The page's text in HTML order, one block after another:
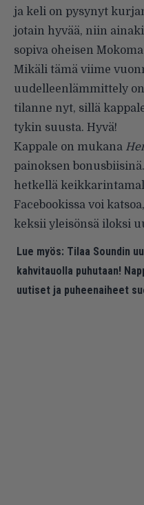
ja keli on pysynyt
jotain hyvää, niin
sopiva oheisen
Mikäli tämä viime
uudelleenlämmittely
tilanne nyt, sillä
tykin suusta. Hyvä!
Kappale on mukana
painoksen
hetkellä
Facebookissa voi
keksii yleisönsä iloksi
Lue myös: Tilaa Soundin
kahvitauolla puhutaan!
uutiset ja puheenaiheet